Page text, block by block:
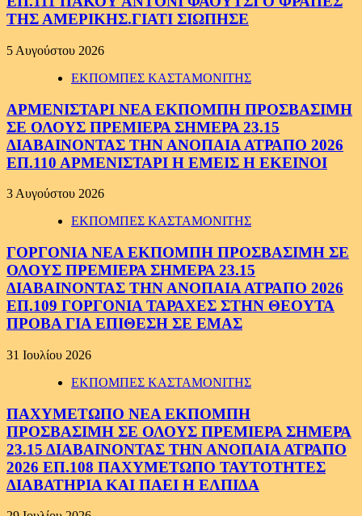
ΤΗΣ ΑΜΕΡΙΚΗΣ.ΓΙΑΤΙ ΣΙΩΠΗΣΕ
5 Αυγούστου 2026
ΕΚΠΟΜΠΕΣ ΚΑΣΤΑΜΟΝΙΤΗΣ
ΑΡΜΕΝΙΣΤΑΡΙ ΝΕΑ ΕΚΠΟΜΠΗ ΠΡΟΣΒΑΣΙΜΗ
ΣΕ ΟΛΟΥΣ ΠΡΕΜΙΕΡΑ ΣΗΜΕΡΑ 23.15
ΔΙΑΒΑΙΝΟΝΤΑΣ ΤΗΝ ΑΝΟΠΑΙΑ ΑΤΡΑΠΟ 2026
ΕΠ.110 ΑΡΜΕΝΙΣΤΑΡΙ Η ΕΜΕΙΣ Η ΕΚΕΙΝΟΙ
3 Αυγούστου 2026
ΕΚΠΟΜΠΕΣ ΚΑΣΤΑΜΟΝΙΤΗΣ
ΓΟΡΓΟΝΙΑ ΝΕΑ ΕΚΠΟΜΠΗ ΠΡΟΣΒΑΣΙΜΗ ΣΕ
ΟΛΟΥΣ ΠΡΕΜΙΕΡΑ ΣΗΜΕΡΑ 23.15
ΔΙΑΒΑΙΝΟΝΤΑΣ ΤΗΝ ΑΝΟΠΑΙΑ ΑΤΡΑΠΟ 2026
ΕΠ.109 ΓΟΡΓΟΝΙΑ ΤΑΡΑΧΕΣ ΣΤΗΝ ΘΕΟΥΤΑ
ΠΡΟΒΑ ΓΙΑ ΕΠΙΘΕΣΗ ΣΕ ΕΜΑΣ
31 Ιουλίου 2026
ΕΚΠΟΜΠΕΣ ΚΑΣΤΑΜΟΝΙΤΗΣ
ΠΑΧΥΜΕΤΩΠΟ ΝΕΑ ΕΚΠΟΜΠΗ
ΠΡΟΣΒΑΣΙΜΗ ΣΕ ΟΛΟΥΣ ΠΡΕΜΙΕΡΑ ΣΗΜΕΡΑ
23.15 ΔΙΑΒΑΙΝΟΝΤΑΣ ΤΗΝ ΑΝΟΠΑΙΑ ΑΤΡΑΠΟ
2026 ΕΠ.108 ΠΑΧΥΜΕΤΩΠΟ ΤΑΥΤΟΤΗΤΕΣ
ΔΙΑΒΑΤΗΡΙΑ ΚΑΙ ΠΑΕΙ Η ΕΛΠΙΔΑ